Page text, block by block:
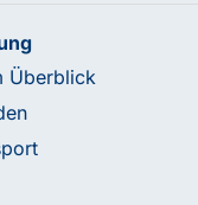
Überblick